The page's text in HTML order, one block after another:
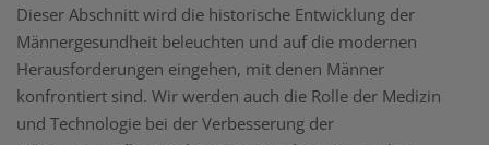
Dieser Abschnitt wird die historische Entwicklung der
Männergesundheit beleuchten und auf die modernen
Herausforderungen eingehen, mit denen Männer
konfrontiert sind. Wir werden auch die Rolle der Medizin
und Technologie bei der Verbesserung der